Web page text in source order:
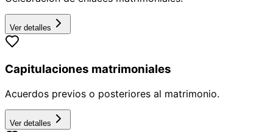
Ver detalles
Capitulaciones matrimoniales
Acuerdos previos o posteriores al matrimonio.
Ver detalles